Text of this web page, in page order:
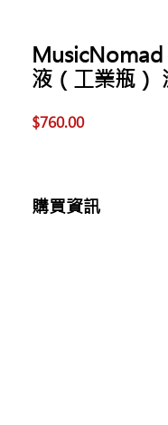
MusicNomad
液（工業瓶）
$760.00價
購買資訊